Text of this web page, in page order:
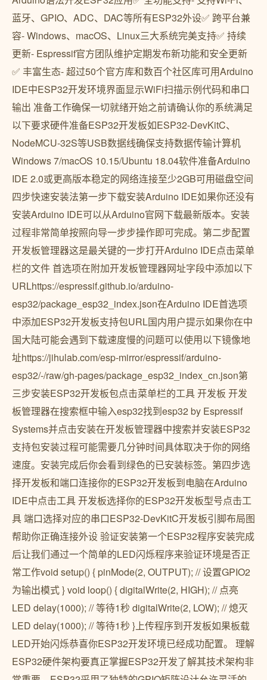
蓝牙、GPIO、ADC、DAC等所有ESP32外设✅ 跨平台兼
容- Windows、macOS、Linux三大系统完美支持✅ 持续
更新- Espressif官方团队维护定期发布新功能和安全更新
✅ 丰富生态- 超过50个官方库和数百个社区库可用Arduino
IDE中ESP32开发环境界面显示WiFi扫描示例代码和串口
输出 准备工作确保一切就绪开始之前请确认你的系统满足
以下要求硬件准备ESP32开发板如ESP32-DevKitC、
NodeMCU-32S等USB数据线确保支持数据传输计算机
Windows 7/macOS 10.15/Ubuntu 18.04软件准备Arduino
IDE 2.0或更高版本稳定的网络连接至少2GB可用磁盘空间️
四步快速安装法第一步下载安装Arduino IDE如果你还没有
安装Arduino IDE可以从Arduino官网下载最新版本。安装
过程非常简单按照向导一步步操作即可完成。第二步配置
开发板管理器这是最关键的一步打开Arduino IDE点击菜单
栏的文件 首选项在附加开发板管理器网址字段中添加以下
URLhttps://espressif.github.io/arduino-
esp32/package_esp32_index.json在Arduino IDE首选项
中添加ESP32开发板支持包URL国内用户提示如果你在中
国大陆可能会遇到下载速度慢的问题可以使用以下镜像地
址https://jihulab.com/esp-mirror/espressif/arduino-
esp32/-/raw/gh-pages/package_esp32_index_cn.json第
三步安装ESP32开发板包点击菜单栏的工具 开发板 开发
板管理器在搜索框中输入esp32找到esp32 by Espressif
Systems并点击安装在开发板管理器中搜索并安装ESP32
支持包安装过程可能需要几分钟时间具体取决于你的网络
速度。安装完成后你会看到绿色的已安装标签。第四步选
择开发板和端口连接你的ESP32开发板到电脑在Arduino
IDE中点击工具 开发板选择你的ESP32开发板型号点击工
具 端口选择对应的串口ESP32-DevKitC开发板引脚布局图
帮助你正确连接外设 验证安装第一个ESP32程序安装完成
后让我们通过一个简单的LED闪烁程序来验证环境是否正
常工作void setup() { pinMode(2, OUTPUT); // 设置GPIO2
为输出模式 } void loop() { digitalWrite(2, HIGH); // 点亮
LED delay(1000); // 等待1秒 digitalWrite(2, LOW); // 熄灭
LED delay(1000); // 等待1秒 }上传程序到开发板如果板载
LED开始闪烁恭喜你ESP32开发环境已经成功配置。 理解
ESP32硬件架构要真正掌握ESP32开发了解其技术架构非